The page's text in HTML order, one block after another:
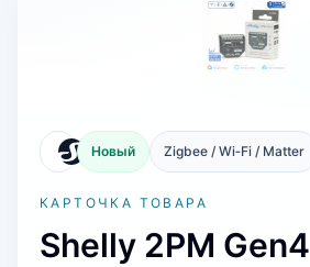
Новый Zigbee / Wi‑Fi / Matter
КАРТОЧКА ТОВАРА
Shelly 2PM Gen4